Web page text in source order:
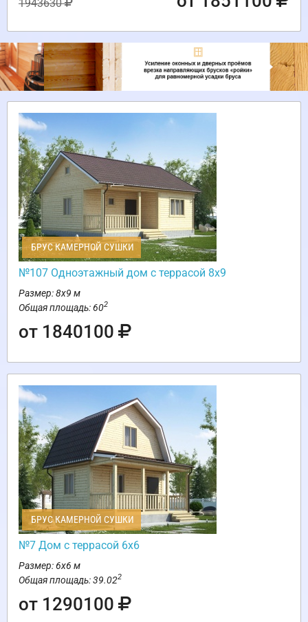
1943630
БРУС КАМЕРНОЙ СУШКИ
№107 Одноэтажный дом с террасой 8х9
Размер: 8х9 м
Общая площадь: 602
от 1840100
БРУС КАМЕРНОЙ СУШКИ
№7 Дом с террасой 6х6
Размер: 6х6 м
Общая площадь: 39.022
от 1290100